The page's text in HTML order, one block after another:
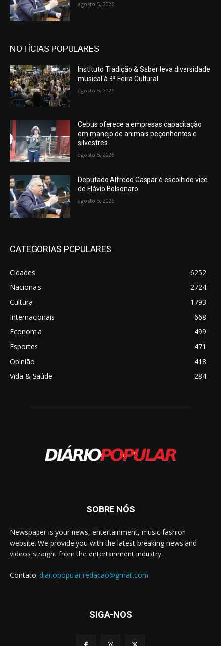
agosto 5, 2026
NOTÍCIAS POPULARES
Instituto Tradição & Saber leva diversidade
musical à 3ª Feira Cultural
agosto 5, 2026
Cebus oferece a empresas capacitação
em manejo de animais peçonhentos e
silvestres
agosto 5, 2026
Deputado Alfredo Gaspar é escolhido vice
de Flávio Bolsonaro
agosto 5, 2026
CATEGORIAS POPULARES
Cidades
6252
Nacionais
2724
Cultura
1793
Internacionais
668
Economia
499
Esportes
471
Opinião
418
Vida & Saúde
284
SOBRE NÓS
Newspaper is your news, entertainment, music fashion
website. We provide you with the latest breaking news and
videos straight from the entertainment industry.
Contato: diariopopular.redacao@gmail.com
SIGA-NOS